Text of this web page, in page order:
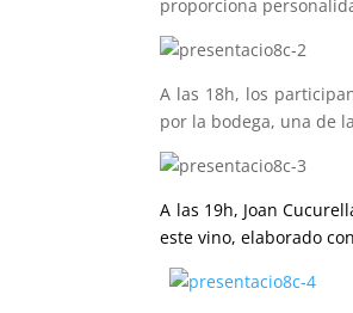
proporciona
A las 18h, los
por la bodega, una de
A las 19h, Joan
este vino, elaborado